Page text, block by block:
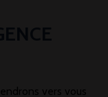
vers vous